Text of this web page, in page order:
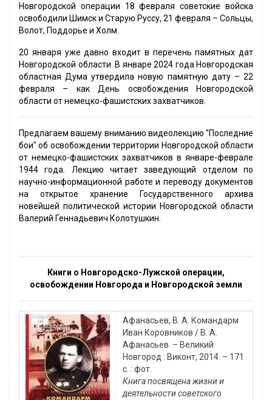
Новгородской операции 18 февраля советские войска
освободили Шимск и Старую Руссу, 21 февраля – Сольцы,
Волот, Поддорье и Холм.
20 января уже давно входит в перечень памятных дат
Новгородской области. В январе 2024 года Новгородская
областная Дума утвердила новую памятную дату – 22
февраля – как День освобождения Новгородской
области от немецко-фашистских захватчиков.
Предлагаем вашему вниманию видеолекцию "Последние
бои" об освобождении территории Новгородской области
от немецко-фашистских захватчиков в январе-феврале
1944 года. Лекцию читает заведующий отделом по
научно-информационной работе и переводу документов
на открытое хранение Государственного архива
новейшей политической истории Новгородской области
Валерий Геннадьевич Колотушкин.
Книги о Новгородско-Лужской операции,
освобождении Новгорода и Новгородской земли
Афанасьев, В. А. Командарм
Иван Коровников / В. А.
Афанасьев. – Великий
Новгород : Виконт, 2014. – 171
с. : фот.
Книга посвящена жизни и
деятельности советского